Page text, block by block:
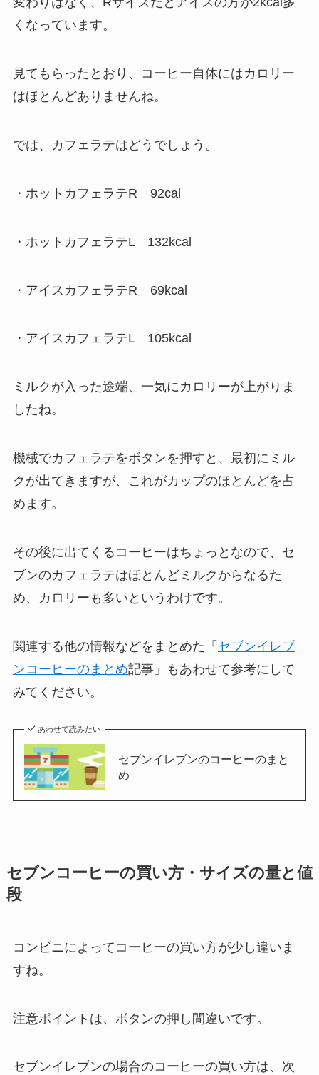
くなっています。
見てもらったとおり、コーヒー自体にはカロリー
はほとんどありませんね。
では、カフェラテはどうでしょう。
・ホットカフェラテR 92cal
・ホットカフェラテL 132kcal
・アイスカフェラテR 69kcal
・アイスカフェラテL 105kcal
ミルクが入った途端、一気にカロリーが上がりま
したね。
機械でカフェラテをボタンを押すと、最初にミル
クが出てきますが、これがカップのほとんどを占
めます。
その後に出てくるコーヒーはちょっとなので、セ
ブンのカフェラテはほとんどミルクからなるた
め、カロリーも多いというわけです。
関連する他の情報などをまとめた「 セブンイレブ
ンコーヒーのまとめ記事」もあわせて参考にして
みてください。
あわせて読みたい
セブンイレブンのコーヒーのまと
め
セブンコーヒーの買い方・サイズの量と値
段
コンビニによってコーヒーの買い方が少し違いま
すね。
注意ポイントは、ボタンの押し間違いです。
セブンイレブンの場合のコーヒーの買い方は、次